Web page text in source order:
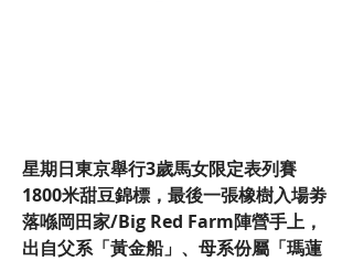
星期日東京舉行3歲馬女限定表列賽
1800米甜豆錦標，最後一張橡樹入場劵
落喺岡田家/Big Red Farm陣營手上，
出自父系「黃金船」、母系份屬「瑪蓮